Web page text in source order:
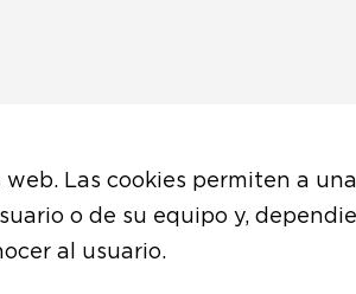
Las cookies permiten a
o de su equipo y,
al usuario.